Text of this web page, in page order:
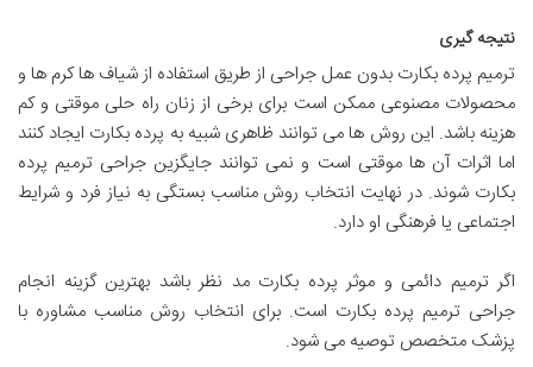
نتیجه گیری
ترمیم پرده بکارت بدون عمل جراحی از طریق استفاده از شیاف ها کرم ها و
محصولات مصنوعی ممکن است برای برخی از زنان راه حلی موقتی و کم
هزینه باشد. این روش ها می توانند ظاهری شبیه به پرده بکارت ایجاد کنند
اما اثرات آن ها موقتی است و نمی توانند جایگزین جراحی ترمیم پرده
بکارت شوند. در نهایت انتخاب روش مناسب بستگی به نیاز فرد و شرایط
اجتماعی یا فرهنگی او دارد.
اگر ترمیم دائمی و موثر پرده بکارت مد نظر باشد بهترین گزینه انجام
جراحی ترمیم پرده بکارت است. برای انتخاب روش مناسب مشاوره با
پزشک متخصص توصیه می شود.